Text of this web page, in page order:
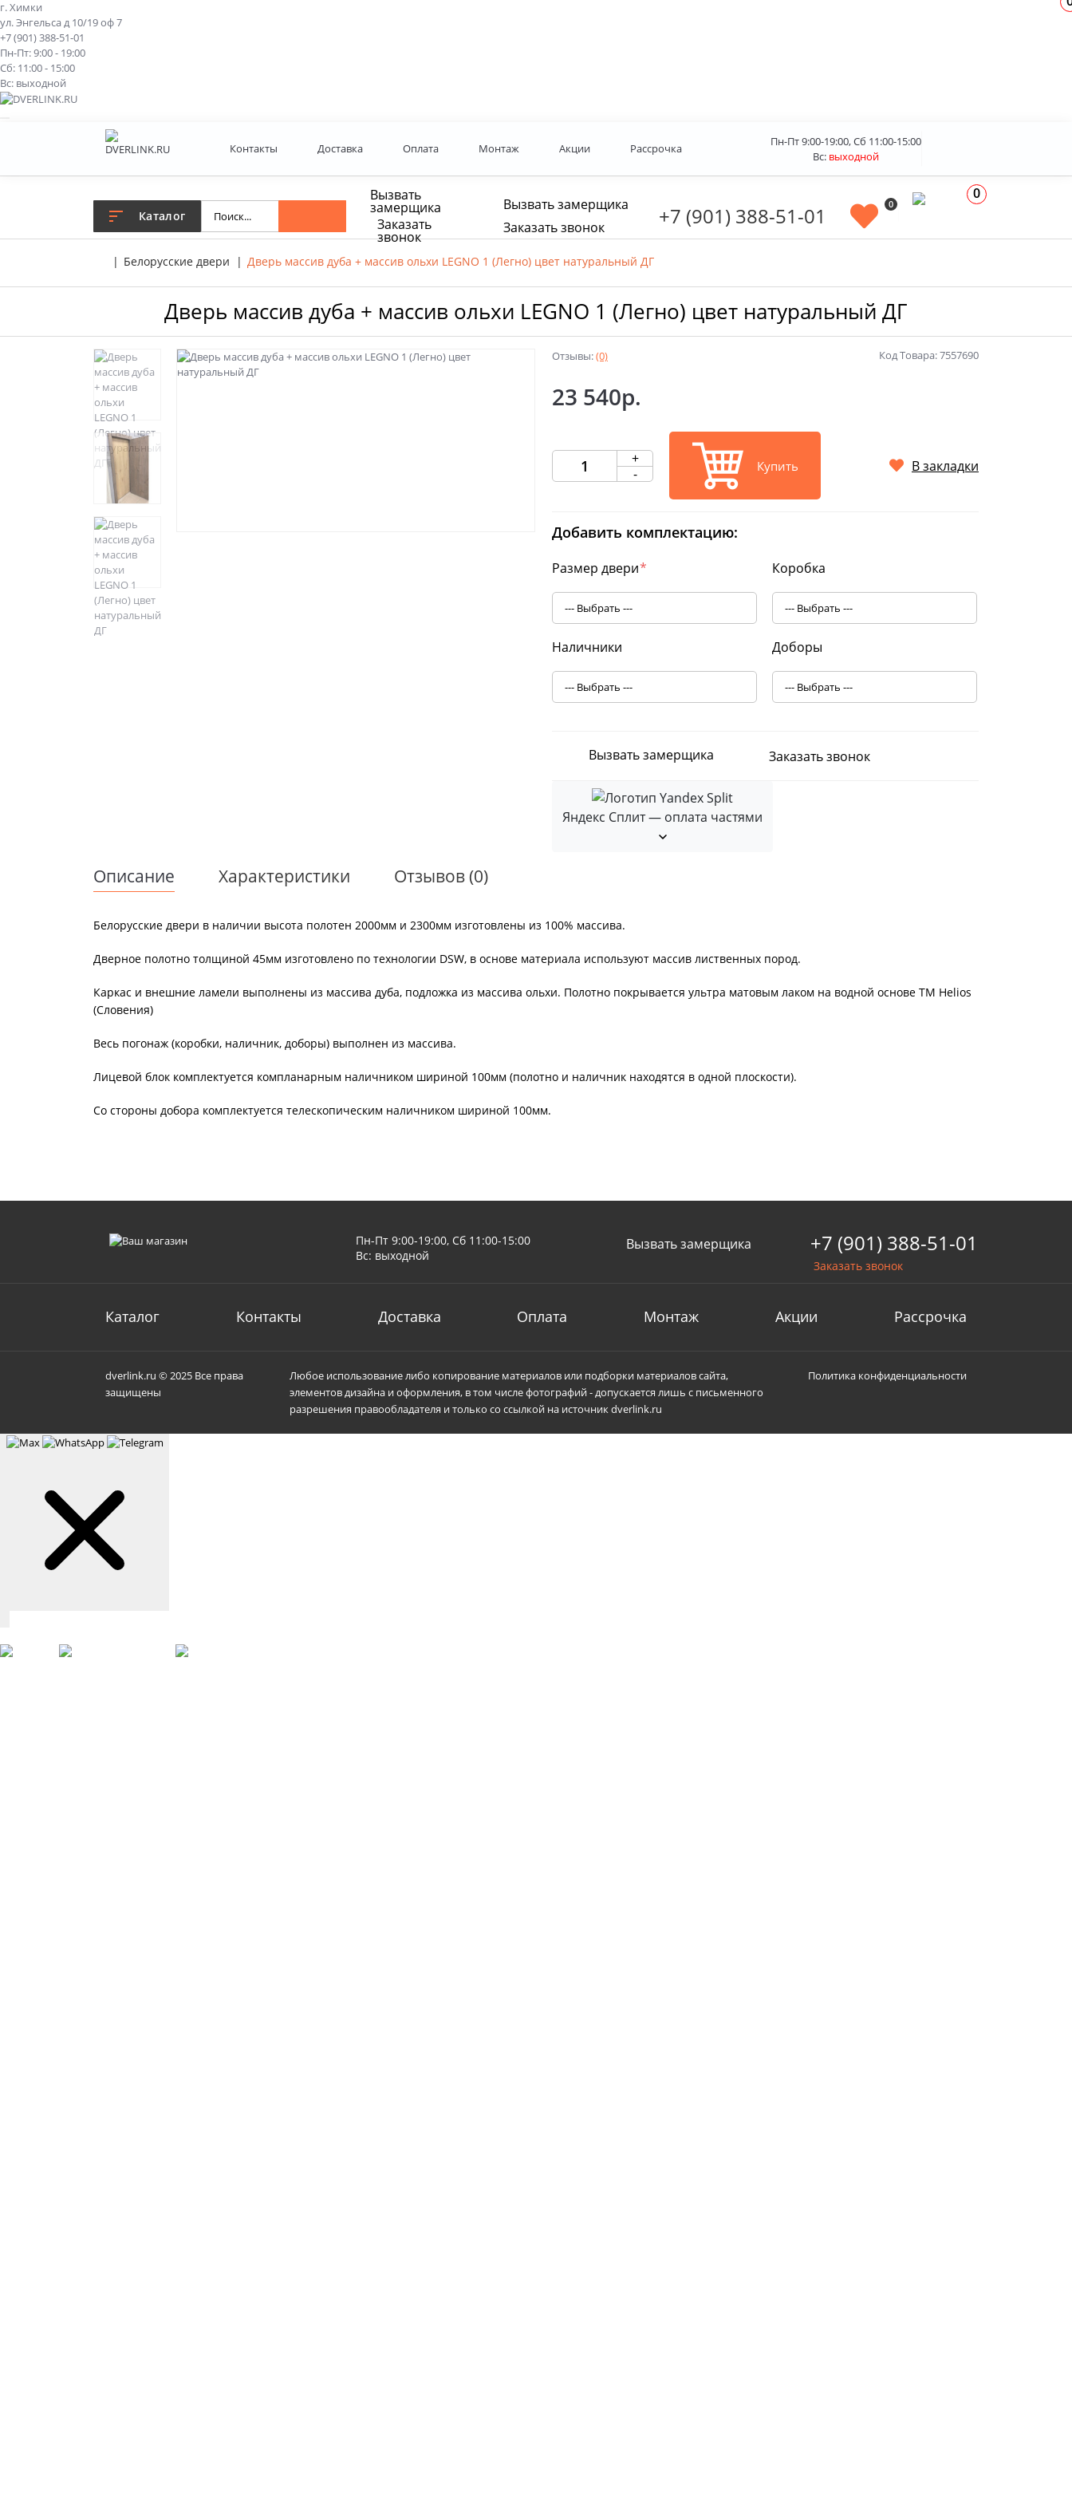
г. Химки
ул. Энгельса д 10/19 оф 7
+7 (901) 388-51-01
Пн-Пт: 9:00 - 19:00
Сб: 11:00 - 15:00
Вс: выходной
Контакты Доставка Оплата Монтаж Акции Рассрочка
Пн-Пт 9:00-19:00, Сб 11:00-15:00
Вс: выходной
Каталог
Вызвать
замерщика
Заказать
звонок
Вызвать замерщика
Заказать звонок
+7 (901) 388-51-01 0
0
Белорусские двери Дверь массив дуба + массив ольхи LEGNO 1 (Легно) цвет натуральный ДГ
Дверь массив дуба + массив ольхи LEGNO 1 (Легно) цвет натуральный ДГ
Отзывы:(0) Код Товара: 7557690
23 540р.
+
-
Купить В закладки
Добавить комплектацию:
Размер двери* Коробка
Наличники Доборы
Вызвать замерщика Заказать звонок
Яндекс Сплит — оплата частями
Описание Характеристики Отзывов (0)
Белорусские двери в наличии высота полотен 2000мм и 2300мм изготовлены из 100% массива.
Дверное полотно толщиной 45мм изготовлено по технологии DSW, в основе материала используют массив лиственных пород.
Каркас и внешние ламели выполнены из массива дуба, подложка из массива ольхи. Полотно покрывается ультра матовым лаком на водной основе ТМ Helios
(Словения)
Весь погонаж (коробки, наличник, доборы) выполнен из массива.
Лицевой блок комплектуется компланарным наличником шириной 100мм (полотно и наличник находятся в одной плоскости).
Со стороны добора комплектуется телескопическим наличником шириной 100мм.
Пн-Пт 9:00-19:00, Сб 11:00-15:00
Вс: выходной
Вызвать замерщика +7 (901) 388-51-01
Заказать звонок
Каталог Контакты Доставка Оплата Монтаж Акции Рассрочка
dverlink.ru © 2025 Все права
защищены
Любое использование либо копирование материалов или подборки материалов сайта,
элементов дизайна и оформления, в том числе фотографий - допускается лишь с письменного
разрешения правообладателя и только со ссылкой на источник dverlink.ru
Политика конфиденциальности